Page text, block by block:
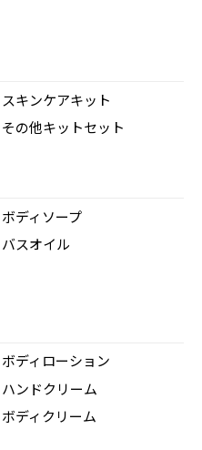
スキンケアキット
その他キットセット
ボディソープ
バスオイル
ボディローション
ハンドクリーム
ボディクリーム